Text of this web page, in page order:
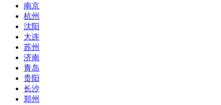
南京
杭州
沈阳
大连
苏州
济南
青岛
贵阳
长沙
郑州